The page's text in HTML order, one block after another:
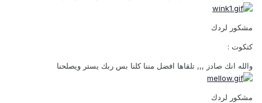
مشكور لردك
كتكوت :
والله انك صادز ,,, تلقاها افضل مننا كلنا بس ربك يستر ويصلحنا
مشكور لردك